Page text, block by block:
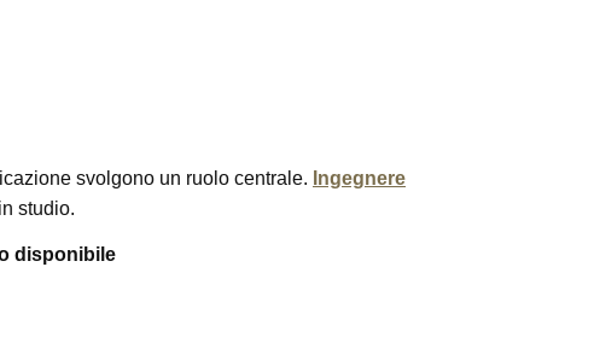
svolgono un ruolo centrale. Ingegnere
studio.
disponibile